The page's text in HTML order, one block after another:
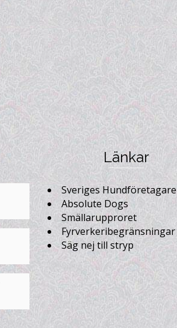
Länkar
Sveriges Hundföretagare
Absolute Dogs
Smällarupproret
Fyrverkeribegränsningar
Säg nej till stryp